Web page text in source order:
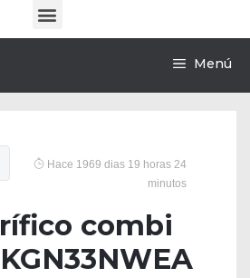
Menú
Hace 1969 dias 19 horas 24
minutos
combi